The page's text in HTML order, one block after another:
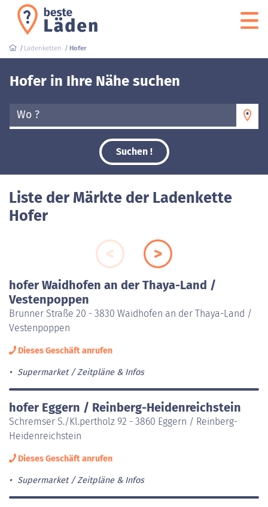
Ladenketten Hofer
Hofer in Ihre Nähe suchen
Wo ?
Suchen !
Liste der Märkte der Ladenkette
Hofer
hofer Waidhofen an der Thaya-Land /
Vestenpoppen
Brunner Straße 20 - 3830 Waidhofen an der Thaya-Land /
Vestenpoppen
Dieses Geschäft anrufen
Supermarket Zeitpläne & Infos
hofer Eggern / Reinberg-Heidenreichstein
Schremser S./Kl.pertholz 92 - 3860 Eggern / Reinberg-
Heidenreichstein
Dieses Geschäft anrufen
Supermarket Zeitpläne & Infos